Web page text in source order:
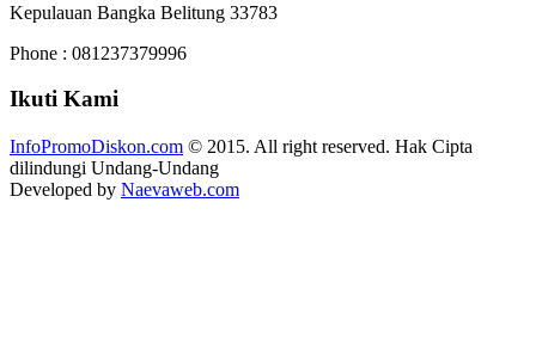
Kepulauan Bangka Belitung 33783
Phone : 081237379996
Ikuti Kami
InfoPromoDiskon.com © 2015. All right reserved. Hak Cipta
dilindungi Undang-Undang
Developed by Naevaweb.com